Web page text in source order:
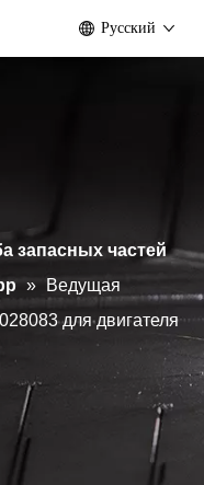
Pусский
запасных частей
»
Ведущая
для двигателя